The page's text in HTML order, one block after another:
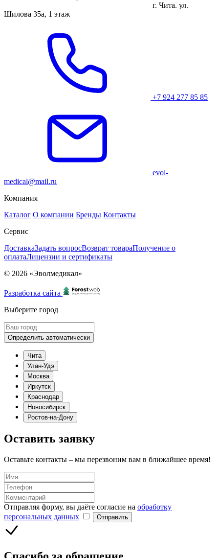
г. Чита. ул.
Шилова 35а, 1 этаж
+7 924 277 85 85
evol-
medical@mail.ru
Компания
Каталог О компании Бренды Контакты
Сервис
ДоставкаЗадать вопросВозврат товараПолучение о
оплатаЛицензии и сертификаты
© 2026 «Эволмедикал»
Разработка сайта
Выберите город
Определить автоматически
Чита
Улан-Удэ
Москва
Иркутск
Краснодар
Новосибирск
Ростов-на-Дону
Оставить заявку
Оставьте контакты – мы перезвоним вам в ближайшее время!
Отправляя форму, вы даёте согласие на обработку
персональных данных
Отправить